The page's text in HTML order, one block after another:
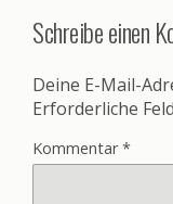
Schreibe einen
Deine E-Mail-
Erforderliche
Kommentar*